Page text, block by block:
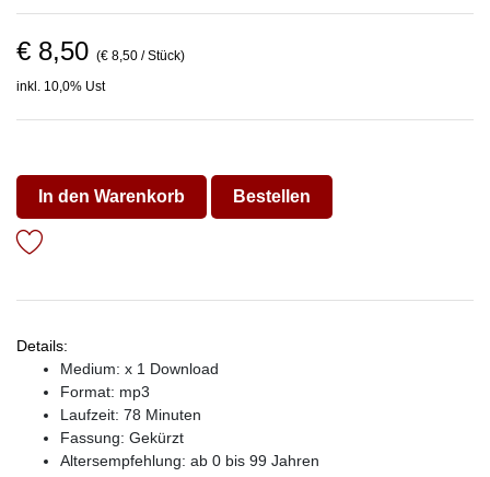
€ 8,50 (€ 8,50 / Stück)
inkl. 10,0% Ust
In den Warenkorb Bestellen
Details:
Medium: x 1 Download
Format: mp3
Laufzeit: 78 Minuten
Fassung: Gekürzt
Altersempfehlung: ab 0 bis 99 Jahren